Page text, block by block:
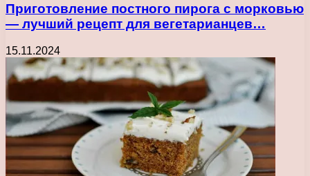
Приготовление постного пирога с морковью
— лучший рецепт для вегетарианцев…
15.11.2024